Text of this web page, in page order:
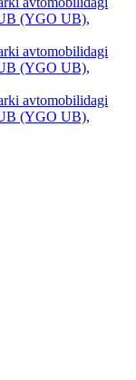
(YGO UB),
avtomobilidagi
(YGO UB),
avtomobilidagi
(YGO UB),